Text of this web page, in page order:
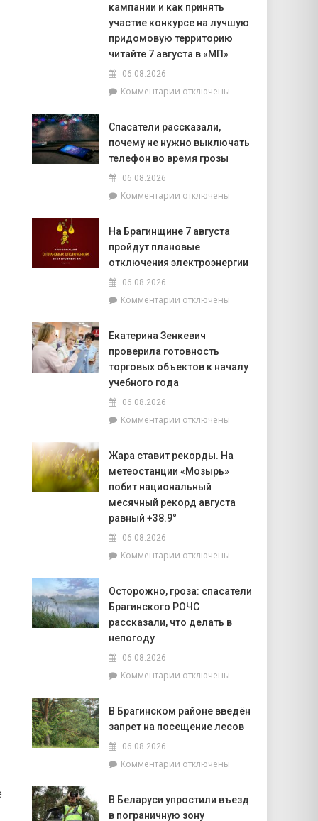
кампании и как принять
участие конкурсе на лучшую
придомовую территорию
читайте 7 августа в «МП»
06.08.2026
Комментариик
том,
как
ВНС
фундаментом
государственности,
кто
сейчас
впереди
кампании
как
принять
конкурсе
7
августа
отключены
Спасатели рассказали,
почему не нужно выключать
телефон во время грозы
06.08.2026
Комментариик
рассказали,
почему
не
телефон
грозы
отключены
На Брагинщине 7 августа
пройдут плановые
отключения электроэнергии
06.08.2026
Комментариик
Брагинщине
7
августа
электроэнергии
отключены
Екатерина Зенкевич
проверила готовность
торговых объектов к началу
учебного года
06.08.2026
Комментариик
Зенкевич
проверила
готовность
торговых
учебного
отключены
Жара ставит рекорды. На
метеостанции «Мозырь»
побит национальный
месячный рекорд августа
равный +38.9°
06.08.2026
Комментариик
ставит
рекорды.
На
национальный
августа
равный
отключены
Осторожно, гроза: спасатели
Брагинского РОЧС
рассказали, что делать в
непогоду
06.08.2026
Комментариик
гроза:
спасатели
рассказали,
делать
отключены
В Брагинском районе введён
запрет на посещение лесов
06.08.2026
Комментариик
Брагинском
районе
отключены
В Беларуси упростили въезд
в пограничную зону